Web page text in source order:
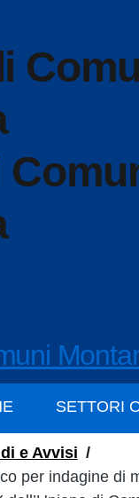
SETTORI
e Avvisi /
per indagine di